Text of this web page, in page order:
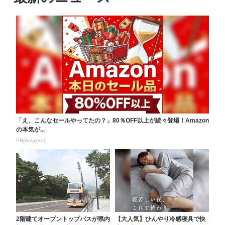
「え、こんなセールやってたの？」80％OFF以上が続々登場！Amazon
の本気が...
PR(Amazon)
2階建てオープントップバスが県内
【大人気】ひんやり冷感寝具で快